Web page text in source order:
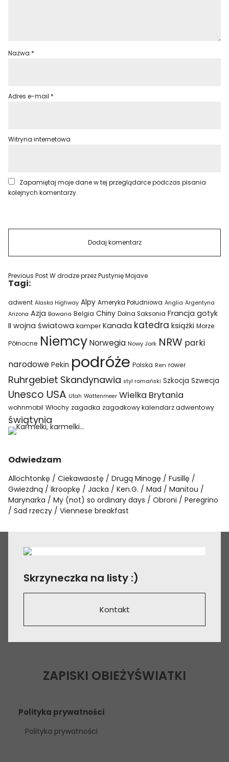
Nazwa *
Adres e-mail *
Witryna internetowa
Zapamiętaj moje dane w tej przeglądarce podczas pisania
kolejnych komentarzy.
Previous PostW drodze przez Pustynię Mojave
Tagi:
adwent Alaska Highway Alpy Ameryka Południowa Anglia Argentyna
Arizona Azja Bawaria Belgia Chiny Dolna Saksonia Francja gotyk
II wojna światowa kamper Kanada katedra książki Morze
Północne Niemcy Norwegia Nowy Jork NRW parki
narodowe Pekin podróże Polska Ren rower
Ruhrgebiet Skandynawia styl romański Szkocja Szwecja
Unesco USA Utah Wattenmeer Wielka Brytania
wohnmobil Włochy zagadka zagadkowy kalendarz adwentowy
świątynia
Odwiedzam
Allochtonkę Ciekawaostę Drugą Minogę
Fusillę
Gwiezdną
Ikroopkę Jacka Ken.G. Mad
Manitou
Marynarka
My (not) so ordinary days Obroni
Peregrino
Sad rzeczy
Viennese breakfast
Skrzyneczka na listy :)
Kontakt
ZAPISKI OBIEŻYŚWIATKI
Polityka prywatności
Polityka prywatności